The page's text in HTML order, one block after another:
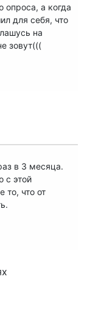
опроса, а когда
для себя, что
на
зовут(((
в 3 месяца.
с этой
то, что от